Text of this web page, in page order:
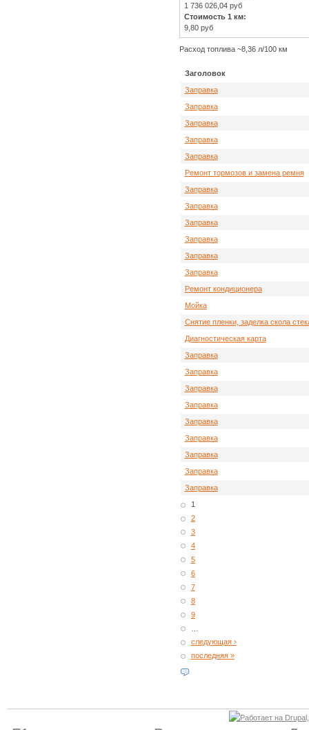
1 736 026,04 руб
Стоимость 1 км:
9,80 руб
Расход топлива ~8,36 л/100 км
Заголовок
Заправка
Заправка
Заправка
Заправка
Заправка
Ремонт тормозов и замена ремня
Заправка
Заправка
Заправка
Заправка
Заправка
Заправка
Ремонт кондиционера
Мойка
Снятие пленки, заделка скола
Диагностическая карта
Заправка
Заправка
Заправка
Заправка
Заправка
Заправка
Заправка
Заправка
Заправка
1
2
3
4
5
6
7
8
9
следующая ›
последняя »